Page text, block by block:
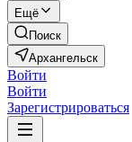
Ещё
Поиск
Архангельск
Войти
Войти
Зарегистрироваться